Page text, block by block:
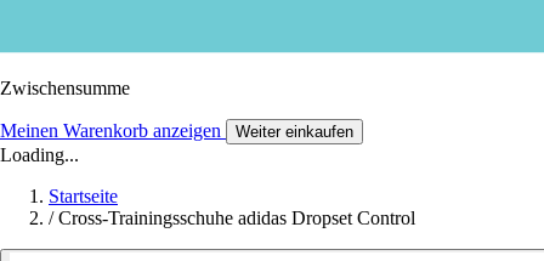
Zwischensumme
Meinen Warenkorb anzeigen Weiter einkaufen
Loading...
Startseite
/ Cross-Trainingsschuhe adidas Dropset Control